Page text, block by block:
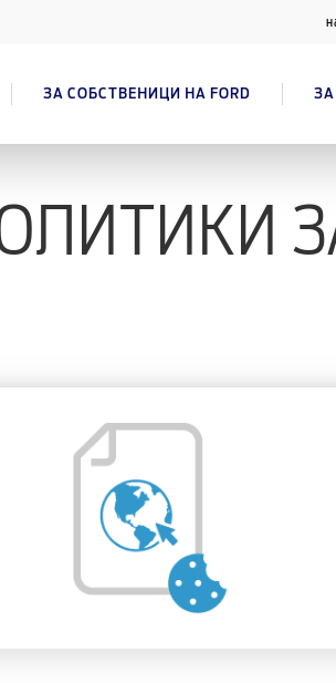
ЗА СОБСТВЕНИЦИ НА FORD ЗА